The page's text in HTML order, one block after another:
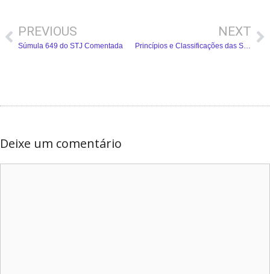
PREVIOUS
Súmula 649 do STJ Comentada
NEXT
Princípios e Classificações das Sociedades
Deixe um comentário